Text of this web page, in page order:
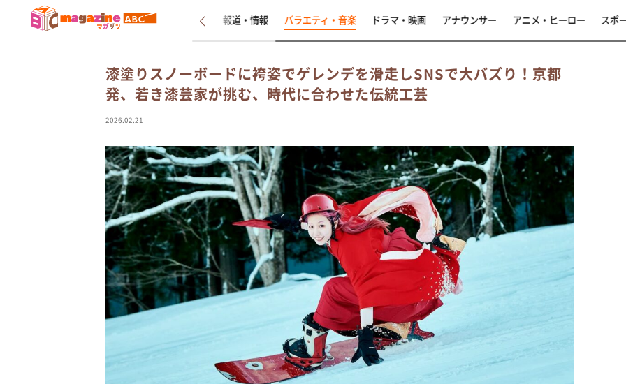
新着 インタビュー 報道・情報 バラエティ・音楽 ドラマ・映画 アナウンサー アニメ・ヒーロー スポ
漆塗りスノーボードに袴姿でゲレンデを滑走しSNSで大バズり！京都
発、若き漆芸家が挑む、時代に合わせた伝統工芸
2026.02.21